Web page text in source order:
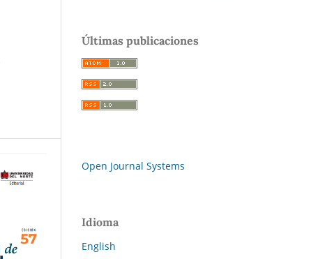
Últimas publicaciones
Open Journal Systems
Idioma
English